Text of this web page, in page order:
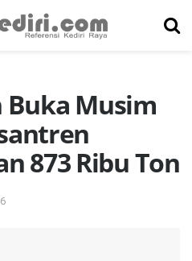
Musim
873 Ribu Ton